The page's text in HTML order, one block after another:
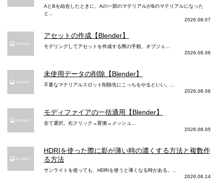
AとBを結合したときに、Aの一部のマテリアルがBのマテリアルになった
と...
2026.08.07
アセットの作成【Blender】
モデリングしてアセットを作成する際の手順。オブジェ...
2026.08.06
未使用データの削除【Blender】
不要なマテリアルスロット削除先にこっちをやるといい。...
2026.08.06
モディファイアの一括適用【Blender】
全て選択。右クリック→変換→メッシュ...
2026.08.05
HDRIを使った際に影が薄い時の濃くする方法と複数作
る方法
サンライトを使っても、HDRIを使うと薄くなる時がある。...
2026.06.14